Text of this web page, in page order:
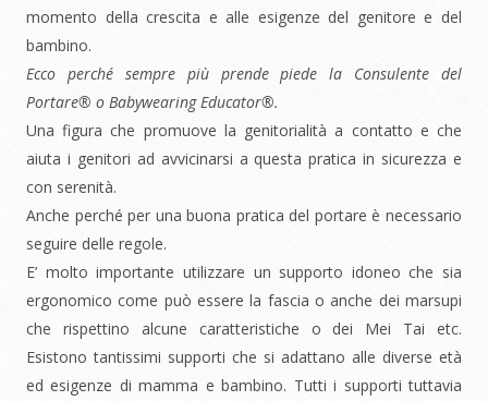
momento della crescita e alle esigenze del genitore e del
bambino.
Ecco perché sempre più prende piede la Consulente del
Portare® o Babywearing Educator®.
Una figura che promuove la genitorialità a contatto e che
aiuta i genitori ad avvicinarsi a questa pratica in sicurezza e
con serenità.
Anche perché per una buona pratica del portare è necessario
seguire delle regole.
E’ molto importante utilizzare un supporto idoneo che sia
ergonomico come può essere la fascia o anche dei marsupi
che rispettino alcune caratteristiche o dei Mei Tai etc.
Esistono tantissimi supporti che si adattano alle diverse età
ed esigenze di mamma e bambino. Tutti i supporti tuttavia